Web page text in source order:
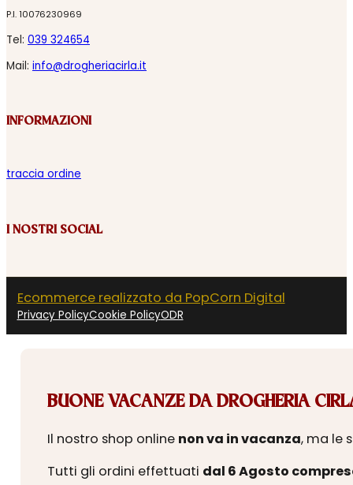
P.I. 10076230969
Tel: 039 324654
Mail: info@drogheriacirla.it
INFORMAZIONI
traccia ordine
I NOSTRI SOCIAL
Ecommerce realizzato da PopCorn Digital
Privacy PolicyCookie PolicyODR
BUONE VACANZE DA DROGHERIA
Il nostro shop online non va in vacanza, ma le
Tutti gli ordini effettuati dal 6 Agosto